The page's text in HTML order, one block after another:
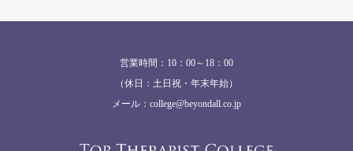
営業時間：10：00～18：00
（休日：土日祝・年末年始）
メール：college@beyondall.co.jp